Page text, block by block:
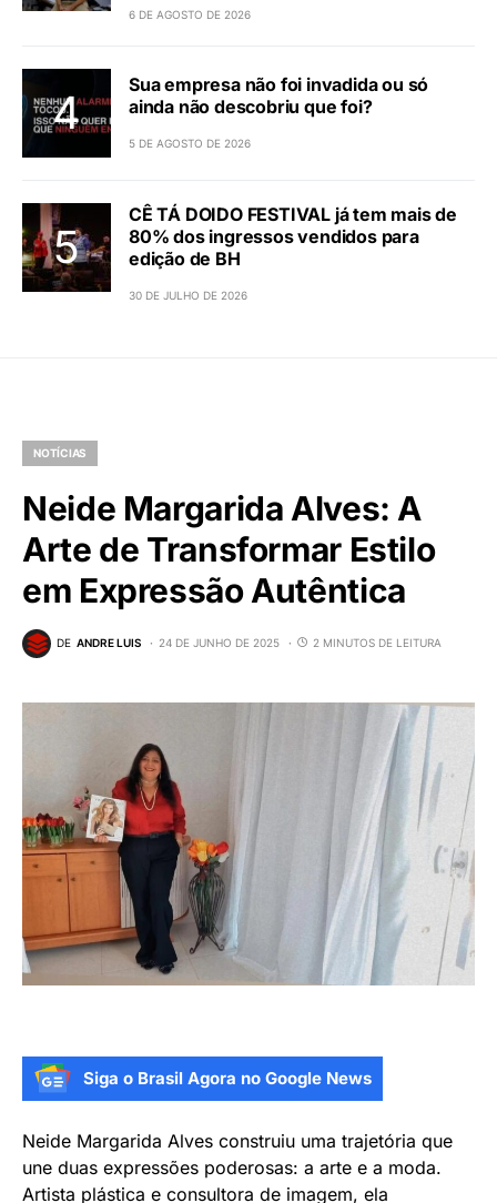
6 DE AGOSTO DE 2026
Sua empresa não foi invadida ou só
ainda não descobriu que foi?
5 DE AGOSTO DE 2026
CÊ TÁ DOIDO FESTIVAL já tem mais de
80% dos ingressos vendidos para
edição de BH
30 DE JULHO DE 2026
NOTÍCIAS
Neide Margarida Alves: A
Arte de Transformar Estilo
em Expressão Autêntica
DE ANDRE LUIS 24 DE JUNHO DE 2025 2 MINUTOS DE LEITURA
Siga o Brasil Agora no Google News
Neide Margarida Alves construiu uma trajetória que
une duas expressões poderosas: a arte e a moda.
Artista plástica e consultora de imagem, ela